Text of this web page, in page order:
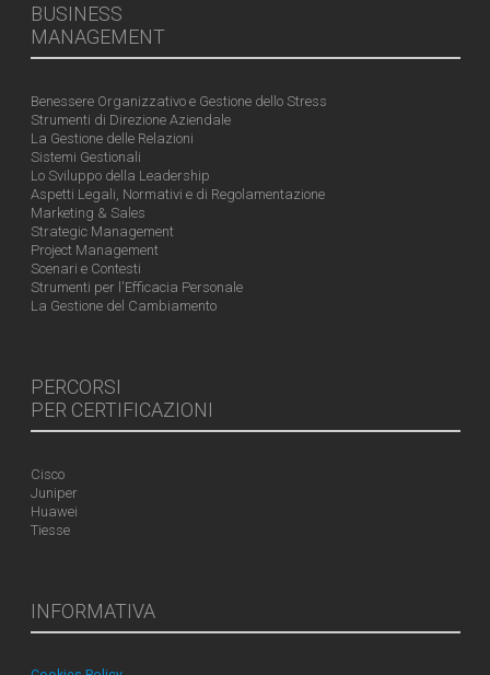
BUSINESS
MANAGEMENT
Benessere Organizzativo e Gestione dello Stress
Strumenti di Direzione Aziendale
La Gestione delle Relazioni
Sistemi Gestionali
Lo Sviluppo della Leadership
Aspetti Legali, Normativi e di Regolamentazione
Marketing & Sales
Strategic Management
Project Management
Scenari e Contesti
Strumenti per l'Efficacia Personale
La Gestione del Cambiamento
PERCORSI
PER CERTIFICAZIONI
Cisco
Juniper
Huawei
Tiesse
INFORMATIVA